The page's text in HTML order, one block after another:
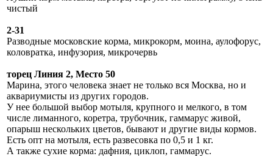
чистый
2-31
Разводные московские корма, микрокорм, моина, аулофорус,
коловратка, инфузория, микрочервь
торец Линия 2, Место 50
Марина, этого человека знает не только вся Москва, но и
аквариумисты из других городов.
У нее большой выбор мотыля, крупного и мелкого, в том
числе лиманного, коретра, трубочник, гаммарус живой,
опарыш нескольких цветов, бывают и другие виды кормов.
Есть опт на мотыля, есть развесовка по 0,5 и 1 кг.
А также сухие корма: дафния, циклоп, гаммарус.